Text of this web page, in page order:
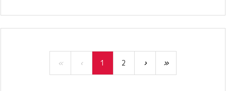
« ‹ 1 2 › »